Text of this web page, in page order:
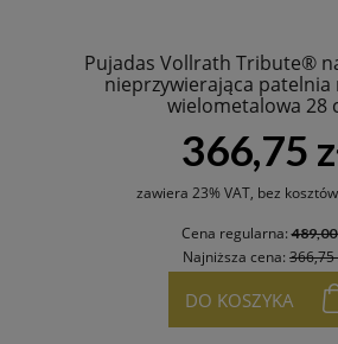
Pujadas Vollrath Tribute®
nieprzywierająca patelnia
wielometalowa 28
366,75
zawiera 23% VAT, bez
Cena regularna:489,00
Najniższa cena: 366,75
DO KOSZYKA